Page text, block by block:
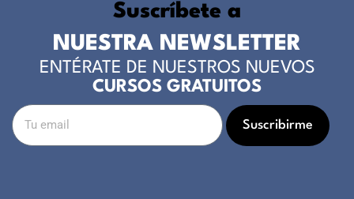
Suscríbete a
NUESTRA NEWSLETTER
ENTÉRATE DE NUESTROS NUEVOS
CURSOS GRATUITOS
Suscribirme